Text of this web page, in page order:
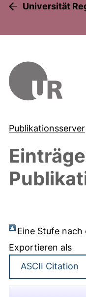
Universität
Publikationsserver
Eine Stufe nach
Exportieren als